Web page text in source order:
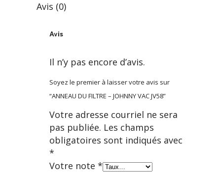
quantity
Avis (0)
Avis
Il n’y pas encore d’avis.
Soyez le premier à laisser votre avis sur
“ANNEAU DU FILTRE – JOHNNY VAC JV58”
Votre adresse courriel ne sera
pas publiée. Les champs
obligatoires sont indiqués avec
*
Votre note *